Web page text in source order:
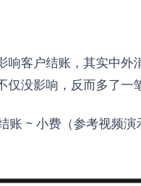
响客户结账，其实中
没影响，反而多了一
账 ~ 小费（参考视频